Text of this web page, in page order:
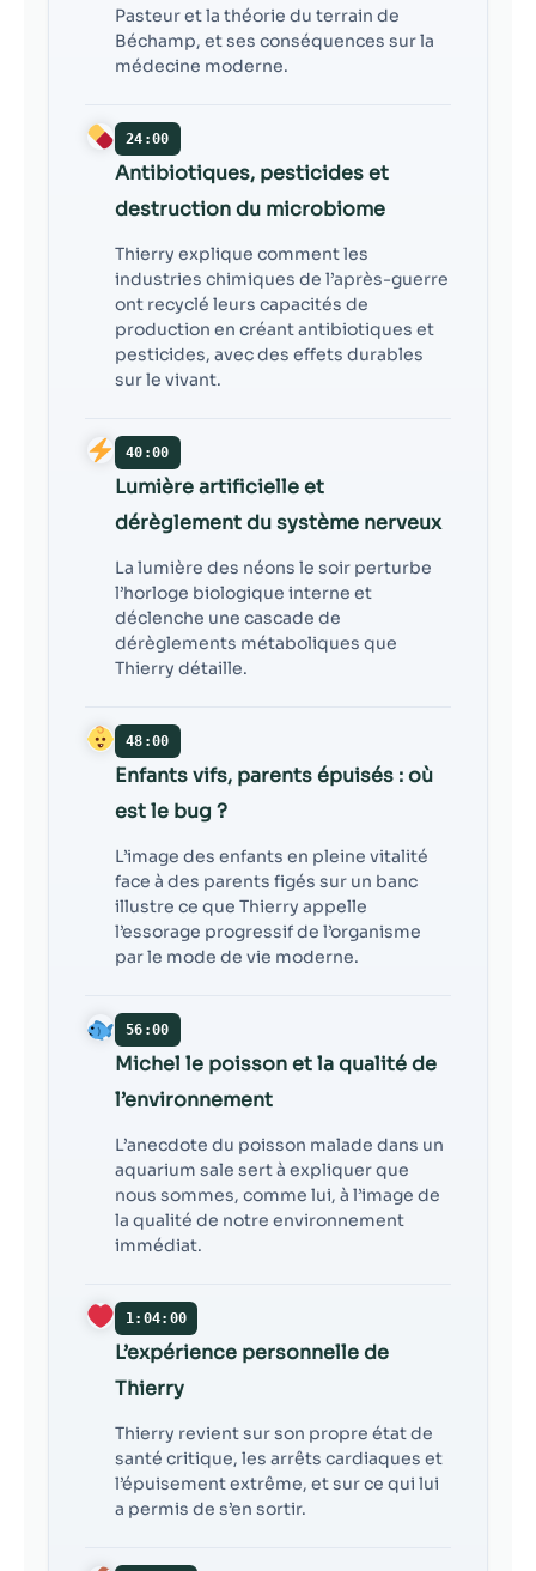
Pasteur et la théorie du terrain de
Béchamp, et ses conséquences sur la
médecine moderne.
24:00
Antibiotiques, pesticides et
destruction du microbiome
Thierry explique comment les
industries chimiques de l’après-guerre
ont recyclé leurs capacités de
production en créant antibiotiques et
pesticides, avec des effets durables
sur le vivant.
40:00
Lumière artificielle et
dérèglement du système nerveux
La lumière des néons le soir perturbe
l’horloge biologique interne et
déclenche une cascade de
dérèglements métaboliques que
Thierry détaille.
48:00
Enfants vifs, parents épuisés : où
est le bug ?
L’image des enfants en pleine vitalité
face à des parents figés sur un banc
illustre ce que Thierry appelle
l’essorage progressif de l’organisme
par le mode de vie moderne.
56:00
Michel le poisson et la qualité de
l’environnement
L’anecdote du poisson malade dans un
aquarium sale sert à expliquer que
nous sommes, comme lui, à l’image de
la qualité de notre environnement
immédiat.
1:04:00
L’expérience personnelle de
Thierry
Thierry revient sur son propre état de
santé critique, les arrêts cardiaques et
l’épuisement extrême, et sur ce qui lui
a permis de s’en sortir.